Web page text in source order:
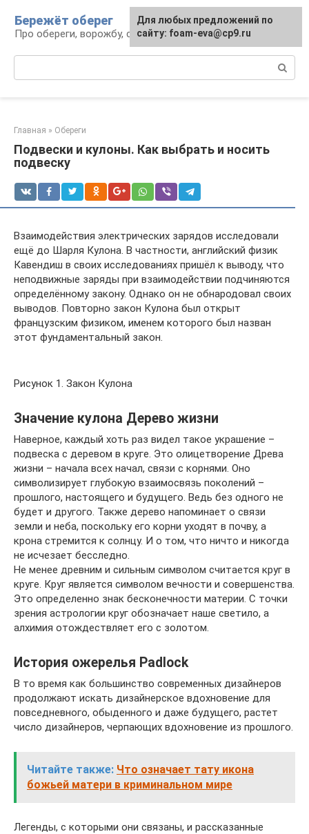
контенту
Бережёт оберег
Про обереги, ворожбу, сны и гадания
Главная » Обереги
Подвески и кулоны. Как выбрать и носить
подвеску
Взаимодействия электрических зарядов исследовали
ещё до Шарля Кулона. В частности, английский физик
Кавендиш в своих исследованиях пришёл к выводу, что
неподвижные заряды при взаимодействии подчиняются
определённому закону. Однако он не обнародовал своих
выводов. Повторно закон Кулона был открыт
французским физиком, именем которого был назван
этот фундаментальный закон.
Рисунок 1. Закон Кулона
Значение кулона Дерево жизни
Наверное, каждый хоть раз видел такое украшение –
подвеска с деревом в круге. Это олицетворение Древа
жизни – начала всех начал, связи с корнями. Оно
символизирует глубокую взаимосвязь поколений –
прошлого, настоящего и будущего. Ведь без одного не
будет и другого. Также дерево напоминает о связи
земли и неба, поскольку его корни уходят в почву, а
крона стремится к солнцу. И о том, что ничто и никогда
не исчезает бесследно.
Не менее древним и сильным символом считается круг в
круге. Круг является символом вечности и совершенства.
Это определенно знак бесконечности материи. С точки
зрения астрологии круг обозначает наше светило, а
алхимия отождествляет его с золотом.
История ожерелья Padlock
В то время как большинство современных дизайнеров
продолжают искать дизайнерское вдохновение для
повседневного, обыденного и даже будущего, растет
число дизайнеров, черпающих вдохновение из прошлого.
Читайте также: Что означает тату икона
божьей матери в криминальном мире
Легенды, с которыми они связаны, и рассказанные
Для любых предложений по
сайту: foam-eva@cp9.ru